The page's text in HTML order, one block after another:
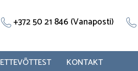
+372 50 21 846 (Vanaposti)
ETTEVÕTTEST KONTAKT